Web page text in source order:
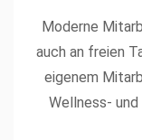
Moderne
auch an freien
eigenem
Wellness-